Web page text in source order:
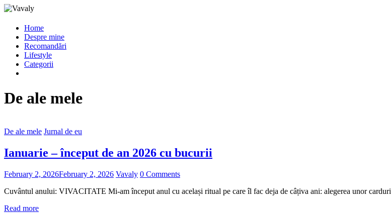
Home
Despre mine
Recomandări
Lifestyle
Categorii
De ale mele
De ale mele Jurnal de eu
Ianuarie – început de an 2026 cu bucurii
February 2, 2026February 2, 2026 Vavaly 0 Comments
Cuvântul anului: VIVACITATE Mi-am început anul cu același ritual pe care îl fac deja de câțiva ani: alegerea unor carduri
Read more